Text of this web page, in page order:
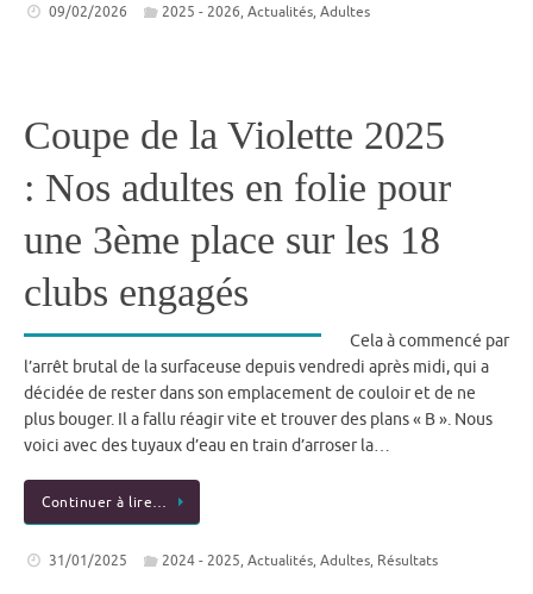
09/02/2026 2025 - 2026,Actualités,Adultes
Coupe de la Violette 2025
: Nos adultes en folie pour
une 3ème place sur les 18
clubs engagés
Cela à commencé par
l’arrêt brutal de la surfaceuse depuis vendredi après midi, qui a
décidée de rester dans son emplacement de couloir et de ne
plus bouger. Il a fallu réagir vite et trouver des plans « B ». Nous
voici avec des tuyaux d’eau en train d’arroser la…
Continuer à lire…
31/01/2025 2024 - 2025,Actualités,Adultes, Résultats